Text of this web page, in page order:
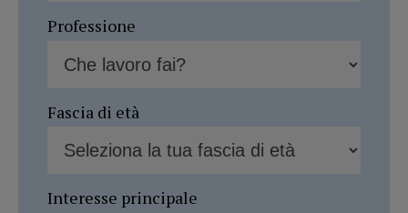
Professione
Fascia di età
Interesse principale